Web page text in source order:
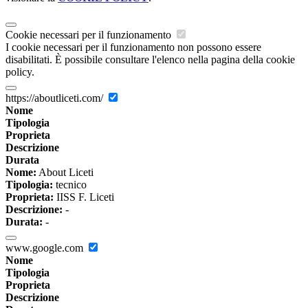
Cookie necessari per il funzionamento
I cookie necessari per il funzionamento non possono essere
disabilitati. È possibile consultare l'elenco nella pagina della cookie
policy.
https://aboutliceti.com/
Nome
Tipologia
Proprieta
Descrizione
Durata
Nome: About Liceti
Tipologia: tecnico
Proprieta: IISS F. Liceti
Descrizione: -
Durata: -
www.google.com
Nome
Tipologia
Proprieta
Descrizione